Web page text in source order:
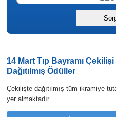
14 Mart Tıp Bayramı
Dağıtılmış Ödüller
Çekilişte dağıtılmış tüm ikramiye
yer almaktadır.